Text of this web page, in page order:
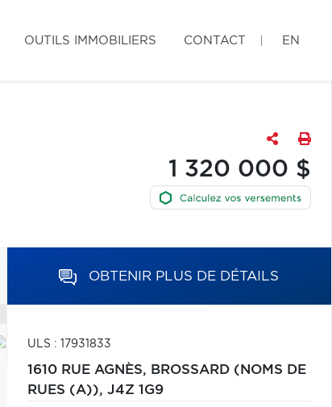
OUTILS IMMOBILIERS CONTACT EN
1 320 000 $
OBTENIR PLUS DE DÉTAILS
ULS : 17931833
1610 RUE AGNÈS, BROSSARD (NOMS DE
RUES (A)), J4Z 1G9